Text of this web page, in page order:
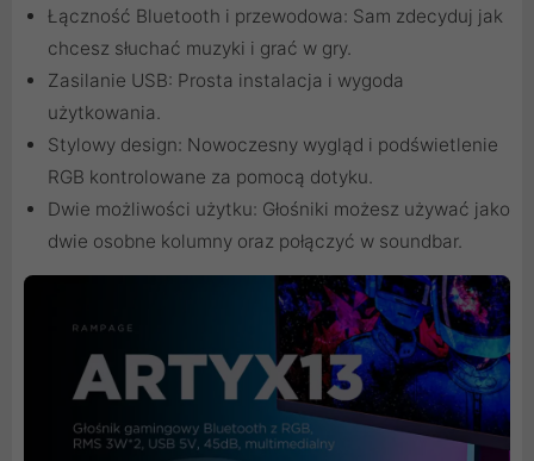
Łączność Bluetooth i przewodowa: Sam zdecyduj jak
chcesz słuchać muzyki i grać w gry.
Zasilanie USB: Prosta instalacja i wygoda
użytkowania.
Stylowy design: Nowoczesny wygląd i podświetlenie
RGB kontrolowane za pomocą dotyku.
Dwie możliwości użytku: Głośniki możesz używać jako
dwie osobne kolumny oraz połączyć w soundbar.